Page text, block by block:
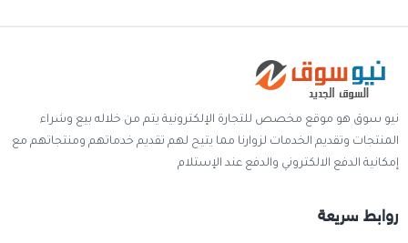
نيو سوق هو موقع مخصص للتجارة الإلكترونية يتم من خلاله بيع وشراء
المنتجات وتقديم الخدمات لزوارنا مما يتيح لهم تقديم خدماتهم ومنتجاتهم مع
إمكانية الدفع الالكتروني والدفع عند الإستلام
روابط سريعة